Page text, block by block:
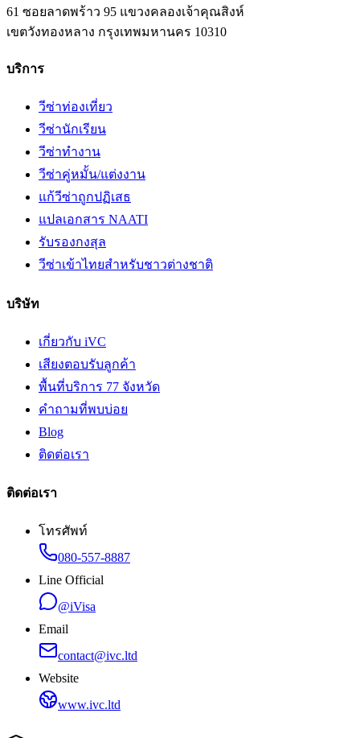
61 ซอยลาดพร้าว 95 แขวงคลองเจ้าคุณสิงห์
เขตวังทองหลาง กรุงเทพมหานคร 10310
บริการ
วีซ่าท่องเที่ยว
วีซ่านักเรียน
วีซ่าทำงาน
วีซ่าคู่หมั้น/แต่งงาน
แก้วีซ่าถูกปฏิเสธ
แปลเอกสาร NAATI
รับรองกงสุล
วีซ่าเข้าไทยสำหรับชาวต่างชาติ
บริษัท
เกี่ยวกับ iVC
เสียงตอบรับลูกค้า
พื้นที่บริการ 77 จังหวัด
คำถามที่พบบ่อย
Blog
ติดต่อเรา
ติดต่อเรา
โทรศัพท์
080-557-8887
Line Official
@iVisa
Email
contact@ivc.ltd
Website
www.ivc.ltd